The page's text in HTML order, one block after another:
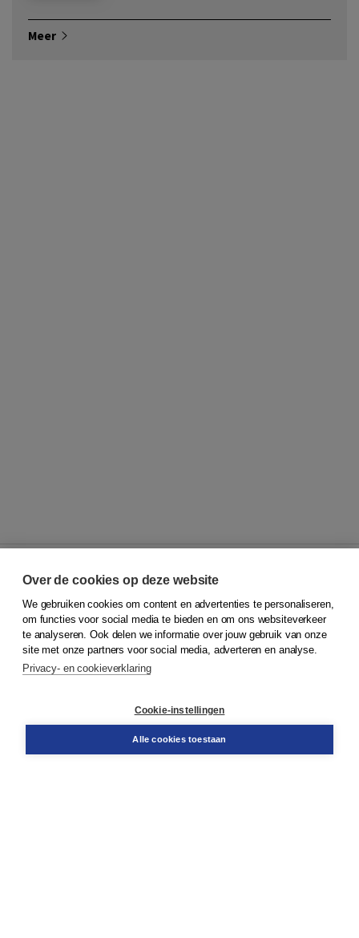
Meer
© 2026Koninklijke Boom uitgevers
Klantenservice
Service & informatie
Contact
Over de cookies op deze website
We gebruiken cookies om content en advertenties te personaliseren,
om functies voor social media te bieden en om ons websiteverkeer
te analyseren. Ook delen we informatie over jouw gebruik van onze
site met onze partners voor social media, adverteren en analyse.
Privacy- en cookieverklaring
Cookie-instellingen
Alle cookies toestaan